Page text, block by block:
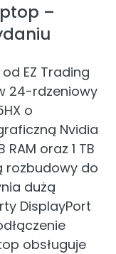
–
EZ Trading
24-rdzeniowy
o
Nvidia
RAM oraz 1 TB
rozbudowy do
dużą
DisplayPort
obsługuje